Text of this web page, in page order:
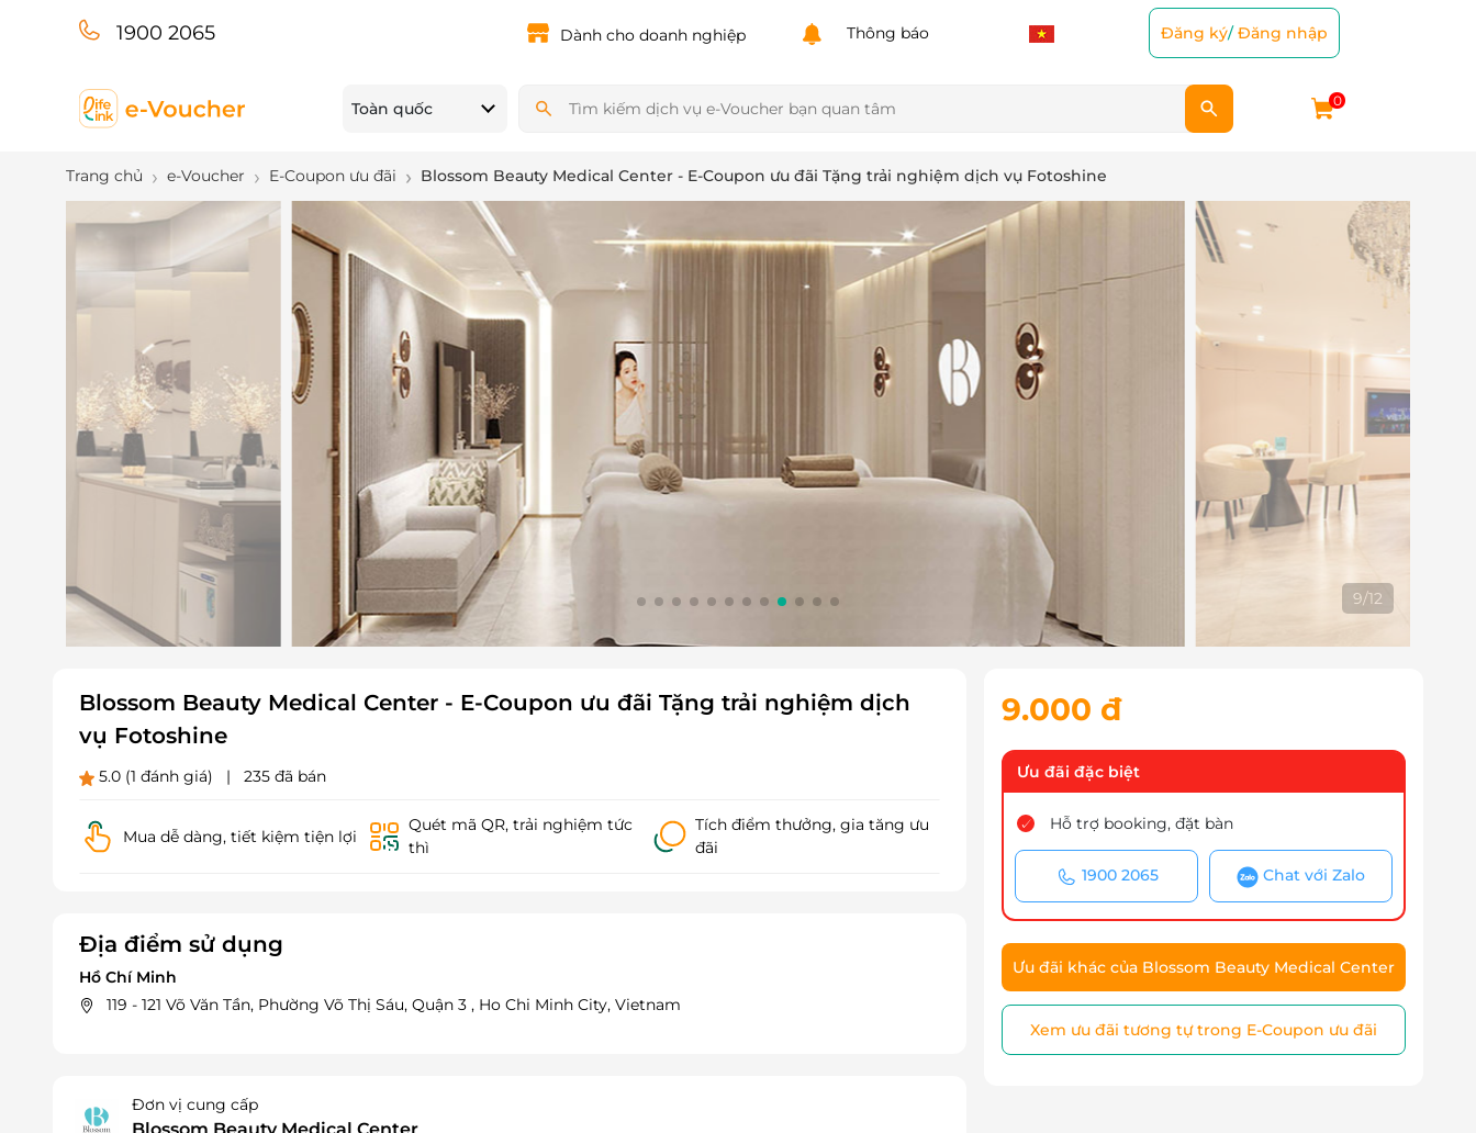
1900 2065 Dành cho doanh nghiệp Thông báo Đăng ký/Đăng nhập
Toàn quốc 0
Trang chủ e-Voucher E-Coupon ưu đãi Blossom Beauty Medical Center - E-Coupon ưu đãi Tặng trải nghiệm dịch vụ Fotoshine
9/12
Blossom Beauty Medical Center - E-Coupon ưu đãi Tặng trải nghiệm dịch
vụ Fotoshine
5.0 (1 đánh giá) | 235 đã bán
Mua dễ dàng, tiết kiệm tiện lợi
Quét mã QR, trải nghiệm tức
thì
Tích điểm thưởng, gia tăng ưu
đãi
Địa điểm sử dụng
Hồ Chí Minh
119 - 121 Võ Văn Tần, Phường Võ Thị Sáu, Quận 3 , Ho Chi Minh City, Vietnam
Đơn vị cung cấp
9.000 đ
Ưu đãi đặc biệt
Hỗ trợ booking, đặt bàn
1900 2065 Chat với Zalo
Ưu đãi khác của Blossom Beauty Medical Center
Xem ưu đãi tương tự trong E-Coupon ưu đãi